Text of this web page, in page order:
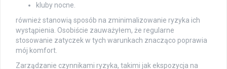
kluby nocne.
również stanowią sposób na zminimalizowanie ryzyka ich
wystąpienia. Osobiście zauważyłem, że regularne
stosowanie zatyczek w tych warunkach znacząco poprawia
mój komfort.
Zarządzanie czynnikami ryzyka, takimi jak ekspozycja na